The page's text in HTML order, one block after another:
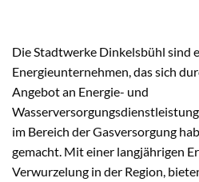
Die Stadtwerke Dinkelsbühl sind
Energieunternehmen, das sich
Angebot an Energie- und
im Bereich der Gasversorgung
gemacht. Mit einer langjährigen
Verwurzelung in der Region,